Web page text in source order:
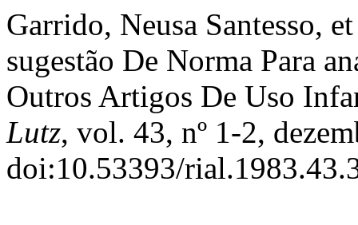
Garrido, Neusa Santesso,
sugestão De Norma Para
Outros Artigos De Uso
Lutz, vol. 43, nº 1-2,
doi:10.53393/